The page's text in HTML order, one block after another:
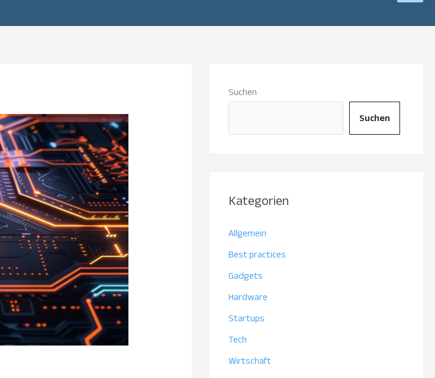
Suchen
Suchen
Kategorien
Allgemein
Best practices
Gadgets
Hardware
Startups
Tech
Wirtschaft